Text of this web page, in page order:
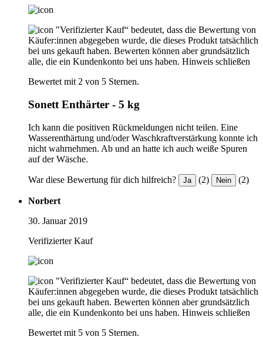
"Verifizierter Kauf“ bedeutet, dass die Bewertung von
Käufer:innen abgegeben wurde, die dieses Produkt tatsächlich
bei uns gekauft haben. Bewerten können aber grundsätzlich
alle, die ein Kundenkonto bei uns haben. Hinweis schließen
Bewertet mit 2 von 5 Sternen.
Sonett Enthärter - 5 kg
Ich kann die positiven Rückmeldungen nicht teilen. Eine
Wasserenthärtung und/oder Waschkraftverstärkung konnte ich
nicht wahrnehmen. Ab und an hatte ich auch weiße Spuren
auf der Wäsche.
War diese Bewertung für dich hilfreich? Ja (2) Nein (2)
Norbert
30. Januar 2019
Verifizierter Kauf
"Verifizierter Kauf“ bedeutet, dass die Bewertung von
Käufer:innen abgegeben wurde, die dieses Produkt tatsächlich
bei uns gekauft haben. Bewerten können aber grundsätzlich
alle, die ein Kundenkonto bei uns haben. Hinweis schließen
Bewertet mit 5 von 5 Sternen.